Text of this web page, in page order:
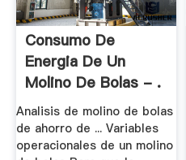
Consumo De
Energia De Un
Molino De Bolas - .
Analisis de molino de bolas
de ahorro de ... Variables
operacionales de un molino